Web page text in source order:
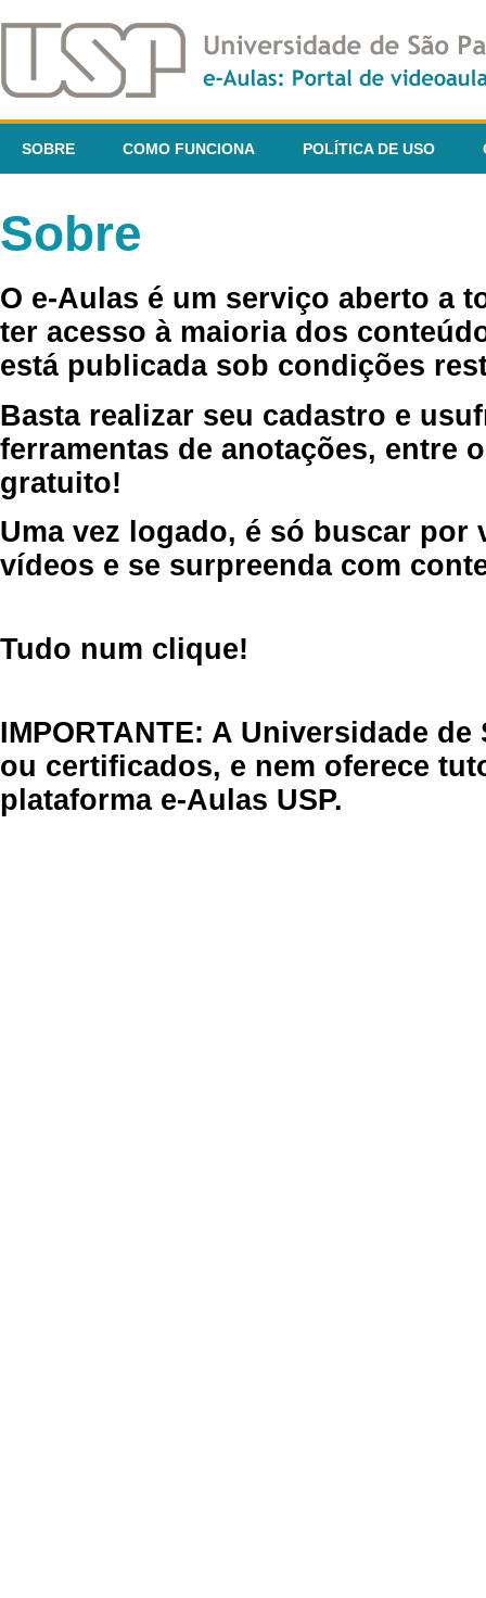
SOBRE COMO FUNCIONA POLÍTICA DE USO
Sobre
O e-Aulas é um serviço aberto a
ter acesso à maioria dos
está publicada sob condições
Basta realizar seu cadastro e
ferramentas de anotações, entre
gratuito!
Uma vez logado, é só buscar por
vídeos e se surpreenda com
Tudo num clique!
IMPORTANTE: A Universidade
ou certificados, e nem oferece
plataforma e-Aulas USP.